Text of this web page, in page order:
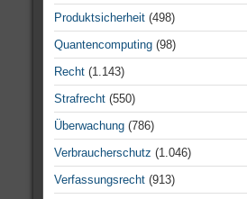
Produktsicherheit (498)
Quantencomputing (98)
Recht (1.143)
Strafrecht (550)
Überwachung (786)
Verbraucherschutz (1.046)
Verfassungsrecht (913)